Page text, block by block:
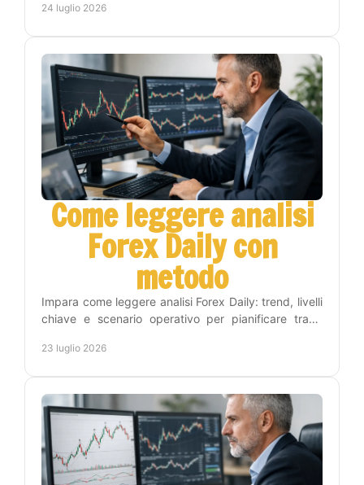
ogni giorno.
24 luglio 2026
Come leggere analisi
Forex Daily con
metodo
Impara come leggere analisi Forex Daily: trend, livelli
chiave e scenario operativo per pianificare trade
23 luglio 2026